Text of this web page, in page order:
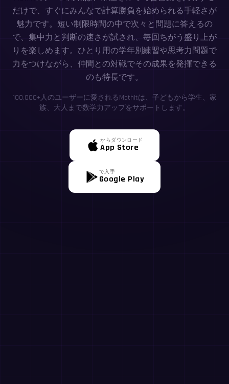
だけで、すぐにみんなで計算勝負を始められる手軽さが
魅力です。短い制限時間の中で次々と問題に答えるの
で、集中力と判断の速さが試され、毎回ちがう盛り上が
りを楽しめます。ひとり用の学年別練習や思考力問題で
力をつけながら、仲間との対戦でその成果を発揮できる
のも特長です。
100,000+人のユーザーに愛されるMathItは、子どもから学生、家
族、大人まで数学力アップをサポートします。
からダウンロード
App Store
で入手
Google Play